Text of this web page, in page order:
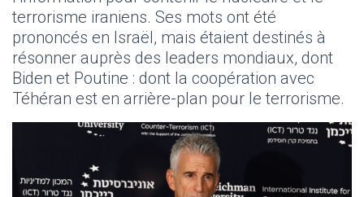
terrorisme iraniens. Ses mots ont été
prononcés en Israël, mais étaient destinés à
résonner auprès des leaders mondiaux, dont
Biden et Poutine : dont la coopération avec
Téhéran est en arrière-plan pour le terrorisme.